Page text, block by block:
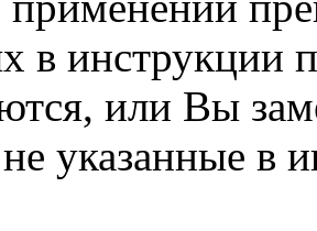
в инструкции
или Вы
указанные в